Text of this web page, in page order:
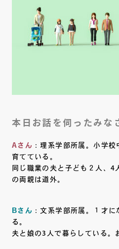
本日お話を伺ったみな
Aさん ：理系学部所属。小学
育てている。
同じ職業の夫と子ども２人、4
の両親は道外。
Bさん ：文系学部所属。１才
る。
夫と娘の3人で暮らしている。